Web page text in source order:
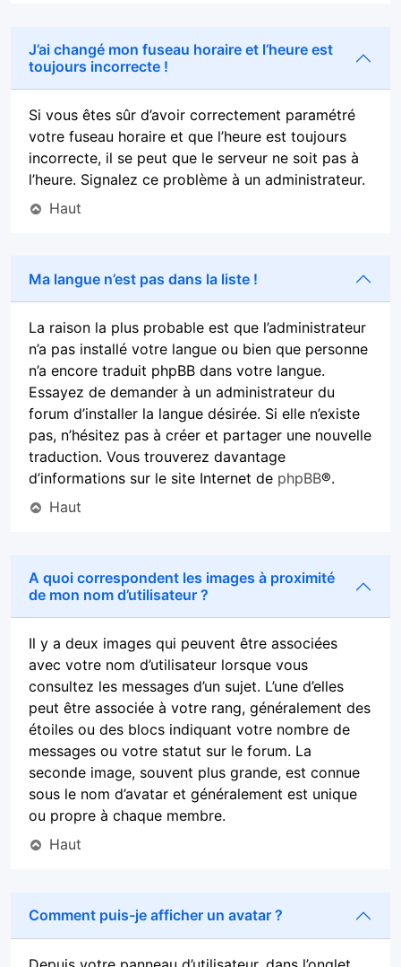
J’ai changé mon fuseau horaire et l’heure est
toujours incorrecte !
Si vous êtes sûr d’avoir correctement paramétré
votre fuseau horaire et que l’heure est toujours
incorrecte, il se peut que le serveur ne soit pas à
l’heure. Signalez ce problème à un administrateur.
Haut
Ma langue n’est pas dans la liste !
La raison la plus probable est que l’administrateur
n’a pas installé votre langue ou bien que personne
n’a encore traduit phpBB dans votre langue.
Essayez de demander à un administrateur du
forum d’installer la langue désirée. Si elle n’existe
pas, n’hésitez pas à créer et partager une nouvelle
traduction. Vous trouverez davantage
d’informations sur le site Internet de phpBB®.
Haut
A quoi correspondent les images à proximité
de mon nom d’utilisateur ?
Il y a deux images qui peuvent être associées
avec votre nom d’utilisateur lorsque vous
consultez les messages d’un sujet. L’une d’elles
peut être associée à votre rang, généralement des
étoiles ou des blocs indiquant votre nombre de
messages ou votre statut sur le forum. La
seconde image, souvent plus grande, est connue
sous le nom d’avatar et généralement est unique
ou propre à chaque membre.
Haut
Comment puis-je afficher un avatar ?